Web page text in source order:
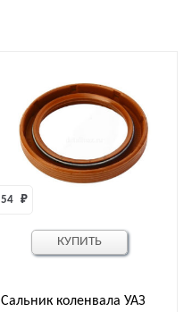
Сальник коленвала УАЗ
54 ₽
КУПИТЬ